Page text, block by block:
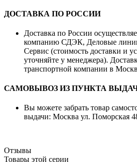
ДОСТАВКА ПО РОССИИ
Доставка по России
компанию СДЭК, Деловые
Сервис (стоимость доставки и
уточняйте у менеджера).
транспортной компании в
САМОВЫВОЗ ИЗ ПУНКТА
Вы можете забрать товар
выдачи: Москва ул. Поморская
Отзывы
Товары этой серии